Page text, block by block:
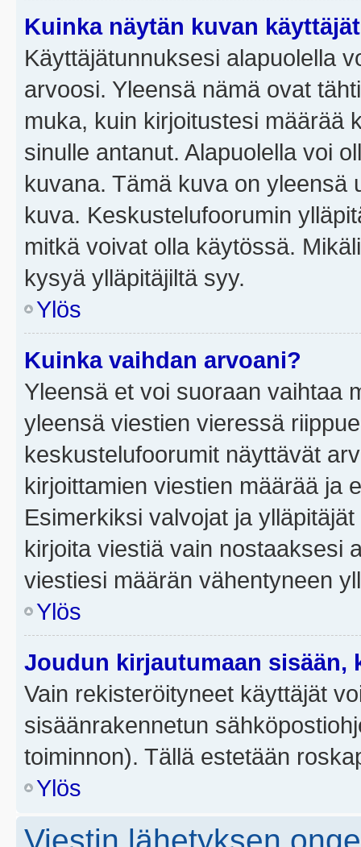
Kuinka näytän kuvan
Käyttäjätunnuksesi alapuolella
arvoosi. Yleensä nämä ovat
muka, kuin kirjoitustesi määrää
sinulle antanut. Alapuolella voi
kuvana. Tämä kuva on yleensä
kuva. Keskustelufoorumin
mitkä voivat olla käytössä.
kysyä ylläpitäjiltä syy.
Ylös
Kuinka vaihdan arvoani?
Yleensä et voi suoraan vaihtaa
yleensä viestien vieressä
keskustelufoorumit näyttävät
kirjoittamien viestien määrää ja
Esimerkiksi valvojat ja
kirjoita viestiä vain nostaaksesi
viestiesi määrän vähentyneen
Ylös
Joudun kirjautumaan sisään,
Vain rekisteröityneet käyttäjät
sisäänrakennetun
toiminnon). Tällä estetään
Ylös